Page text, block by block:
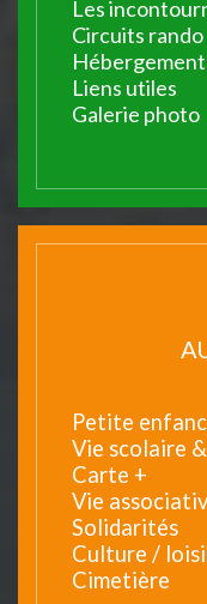
Les
Circuits rando
Liens utiles
Galerie photo
Petite
Vie scolaire
Carte +
Vie
Solidarités
Culture /
Cimetière